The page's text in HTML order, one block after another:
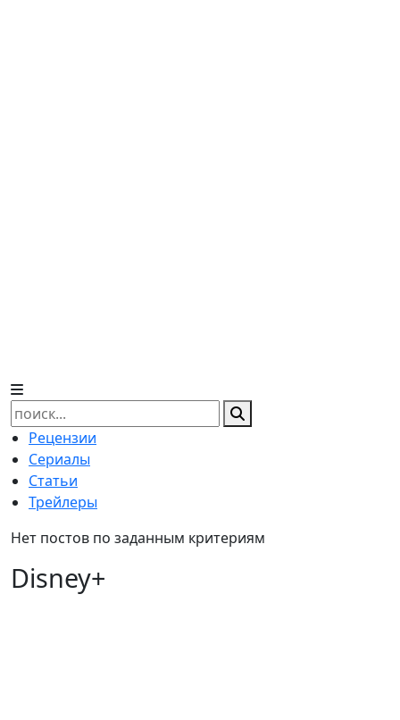
Найти:
Рецензии
Сериалы
Статьи
Трейлеры
Нет постов по заданным критериям
Disney+